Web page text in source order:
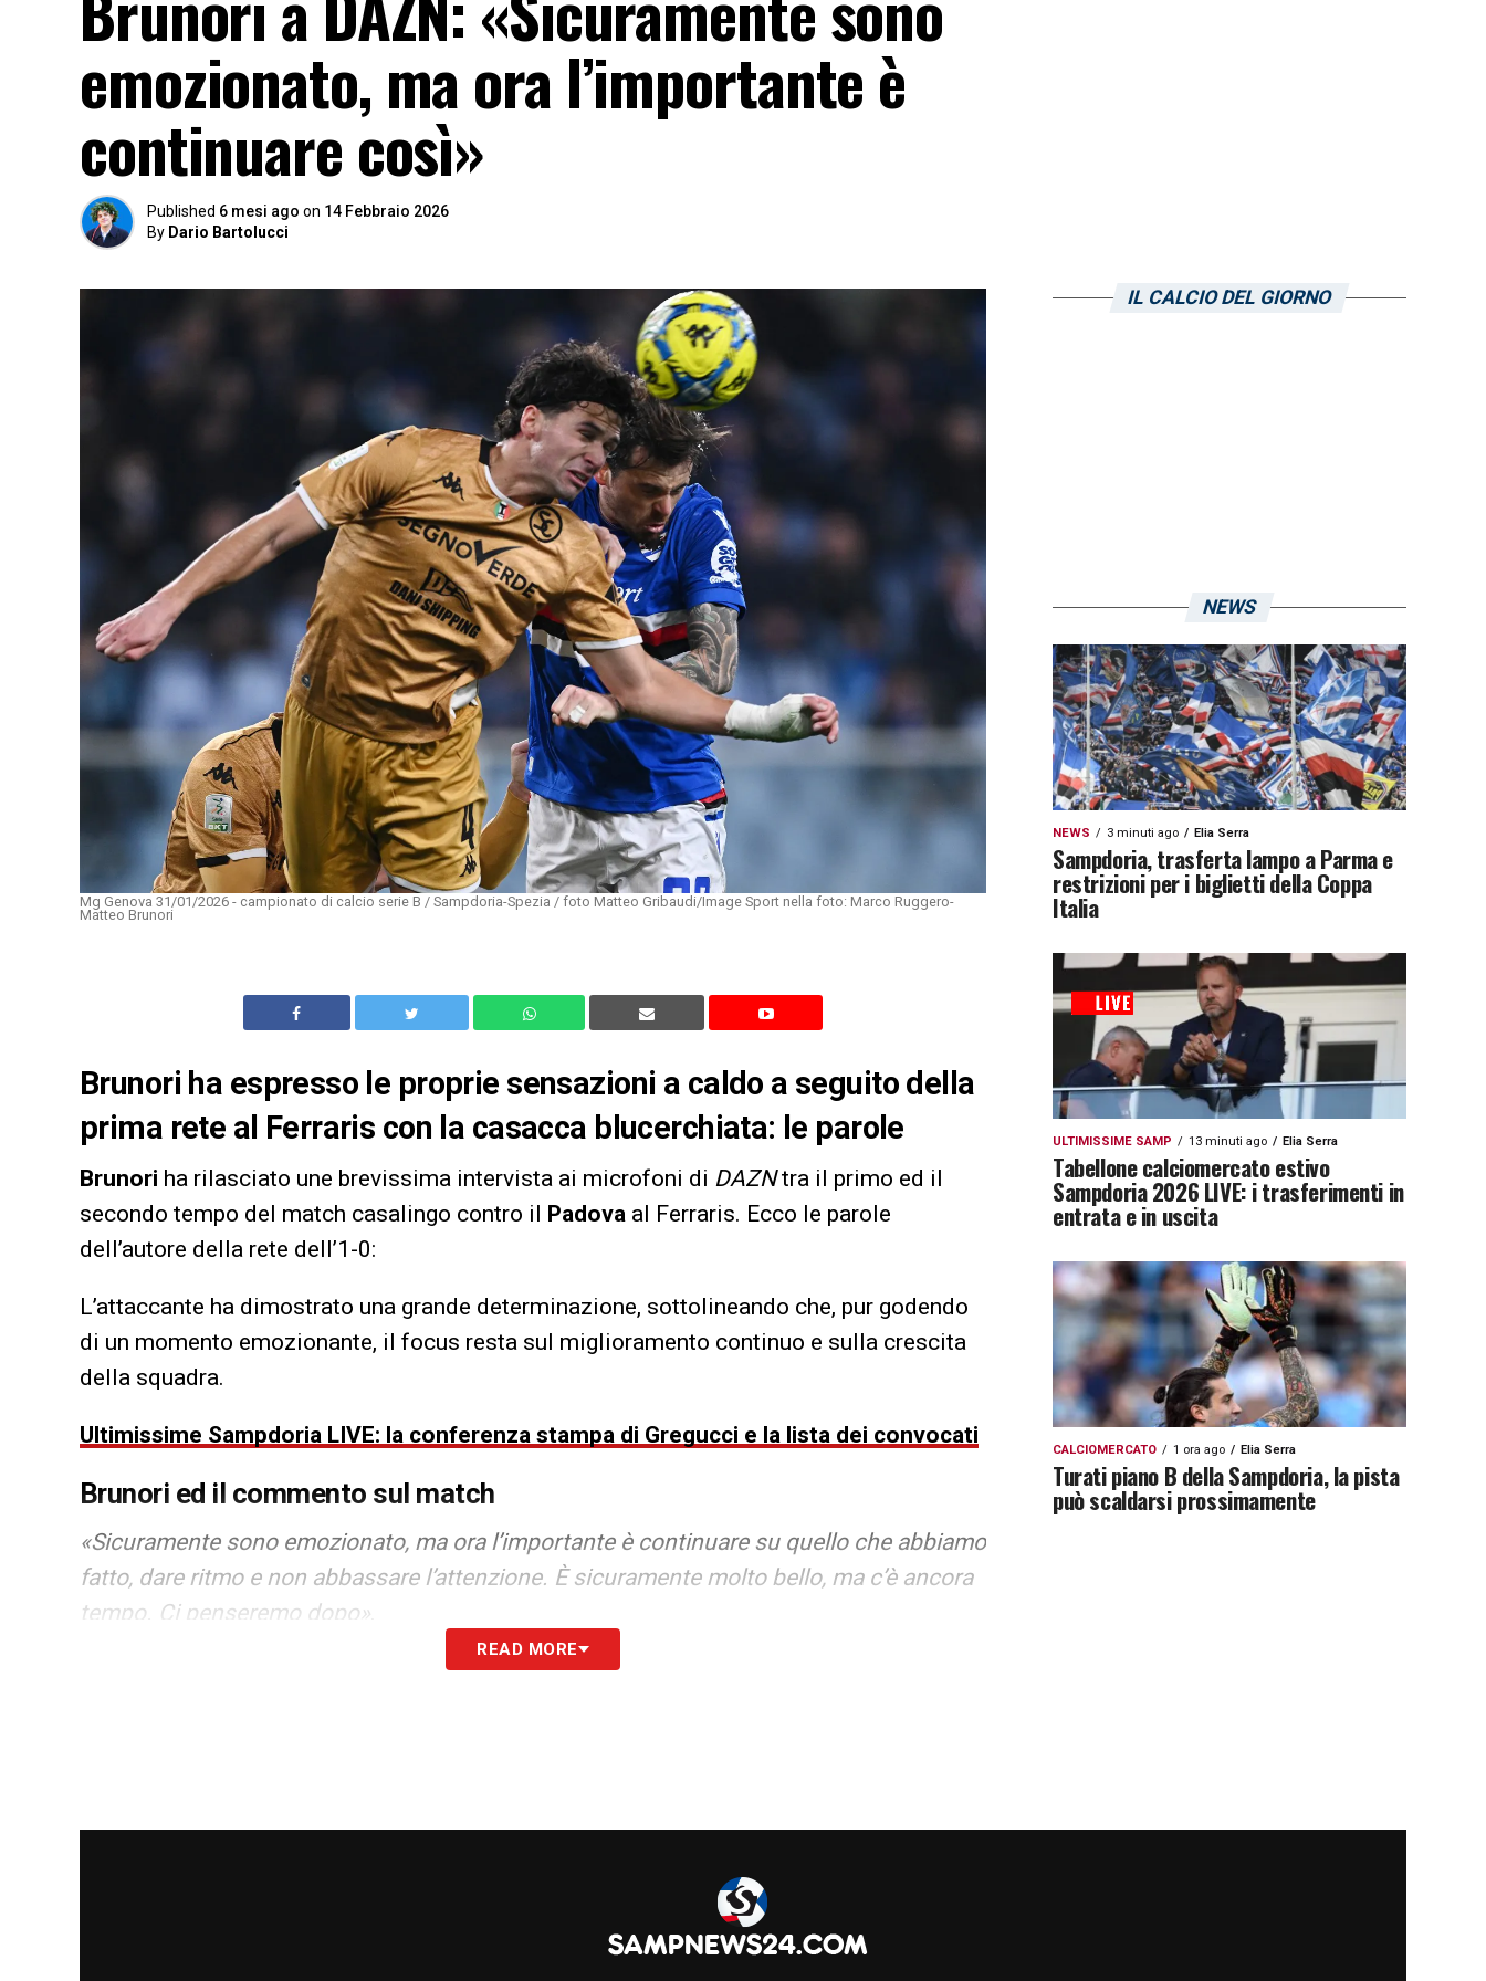
emozionato, ma ora l’importante è
continuare così»
Published 6 mesi ago on 14 Febbraio 2026
By Dario Bartolucci
Mg Genova 31/01/2026 - campionato di calcio serie B / Sampdoria-Spezia / foto Matteo Gribaudi/Image Sport nella foto: Marco Ruggero-
Matteo Brunori
Brunori ha espresso le proprie sensazioni a caldo a seguito della
prima rete al Ferraris con la casacca blucerchiata: le parole
Brunori ha rilasciato une brevissima intervista ai microfoni di DAZNtra il primo ed il
secondo tempo del match casalingo contro il Padova al Ferraris. Ecco le parole
dell’autore della rete dell’1-0:
L’attaccante ha dimostrato una grande determinazione, sottolineando che, pur godendo
di un momento emozionante, il focus resta sul miglioramento continuo e sulla crescita
della squadra.
Ultimissime Sampdoria LIVE: la conferenza stampa di Gregucci e la lista dei convocati
Brunori ed il commento sul match
«Sicuramente sono emozionato, ma ora l’importante è continuare su quello che abbiamo
fatto, dare ritmo e non abbassare l’attenzione. È sicuramente molto bello, ma c’è ancora
tempo. Ci penseremo dopo»
Con il morale alto grazie alla recente crescita, laSampdoria
READ MORE
IL CALCIO DEL GIORNO
NEWS
NEWS 3 minuti ago Elia Serra
Sampdoria, trasferta lampo a Parma e
restrizioni per i biglietti della Coppa
Italia
ULTIMISSIME SAMP 13 minuti ago Elia Serra
Tabellone calciomercato estivo
Sampdoria 2026 LIVE: i trasferimenti in
entrata e in uscita
CALCIOMERCATO 1 ora ago Elia Serra
Turati piano B della Sampdoria, la pista
può scaldarsi prossimamente